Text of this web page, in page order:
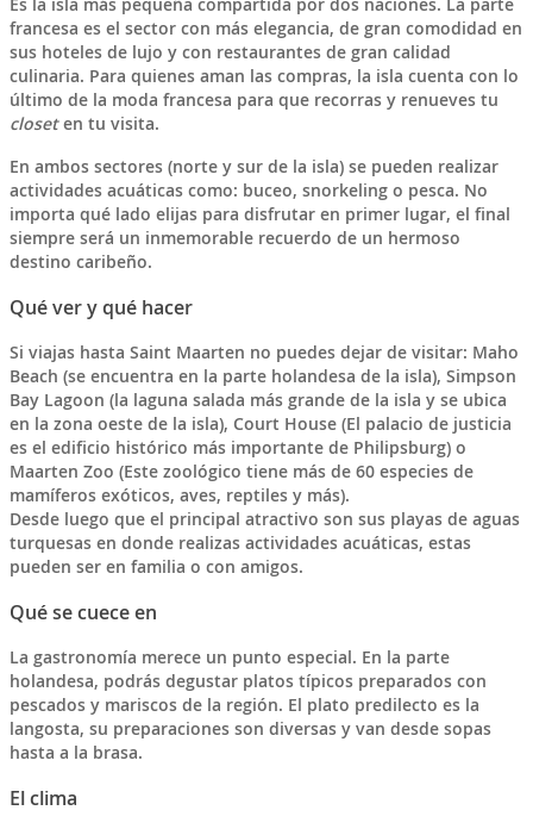
francesa es el sector con más elegancia, de gran comodidad en
sus hoteles de lujo y con restaurantes de gran calidad
culinaria. Para quienes aman las compras, la isla cuenta con lo
último de la moda francesa para que recorras y renueves tu
closeten tu visita.
En ambos sectores (norte y sur de la isla) se pueden realizar
actividades acuáticas como: buceo, snorkeling o pesca. No
importa qué lado elijas para disfrutar en primer lugar, el final
siempre será un inmemorable recuerdo de un hermoso
destino caribeño.
Qué ver y qué hacer
Si viajas hasta Saint Maarten no puedes dejar de visitar: Maho
Beach (se encuentra en la parte holandesa de la isla), Simpson
Bay Lagoon (la laguna salada más grande de la isla y se ubica
en la zona oeste de la isla), Court House(El palacio de justicia
es el edificio histórico más importante de Philipsburg) o
Maarten Zoo (Este zoológico tiene más de 60 especies de
mamíferos exóticos, aves, reptiles y más).
Desde luego que el principal atractivo son susplayas de aguas
turquesasen donde realizas actividades acuáticas, estas
pueden ser en familia o con amigos.
Qué se cuece en
La gastronomía merece un punto especial. En la parte
holandesa, podrás degustar platos típicos preparados con
pescados y mariscos de la región. El plato predilecto es la
langosta, su preparaciones son diversas y van desde sopas
hasta a la brasa.
El clima